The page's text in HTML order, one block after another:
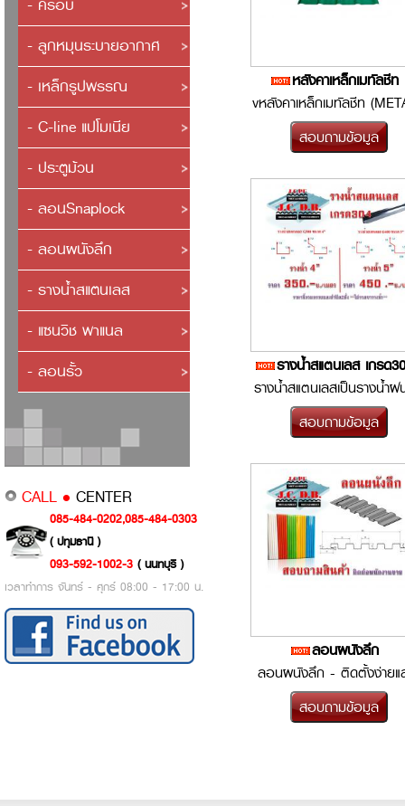
- ครอบ
- ลูกหมุนระบายอากาศ
- เหล็กรูปพรรณ
- C-line แปโมเนีย
- ประตูม้วน
- ลอนSnaplock
- ลอนผนังลึก
- รางน้ำสแตนเลส
- แซนวิช พาแนล
- ลอนรั้ว
CALL • CENTER
085-484-0202,085-484-0303
( ปทุมธานี )
093-592-1002-3 ( นนทบุรี )
เวลาทำการ จันทร์ - ศุกร์ 08:00 - 17:00 น.
หลังคาเหล็กเมทัลชีท
vหลังคาเหล็กเมทัลชีท
SHEET) ข้อดีของหลังคา
Metal Sheet üมีควา...
รางน้ำสแตนเลส เกรด
รางน้ำสแตนเลสเป็นรางน้ำ
ได้รับความนิยม เนื่องจากเ
วัสดุไม่เกิดส...
ลอนผนังลึก
ลอนผนังลึก - ติดตั้งง่ายแ
รวดเร็ว รูปลอนสวยงาม -
เหมาะสำหรับติดตั้งเ...